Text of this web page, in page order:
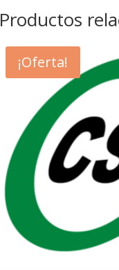
Productos
¡Oferta!